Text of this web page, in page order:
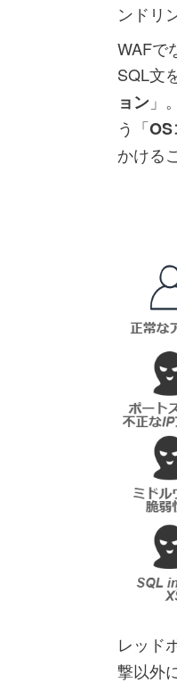
ンドリ
WAFで
SQL文
ョン 」
う「OS
かける
レッド
撃以外